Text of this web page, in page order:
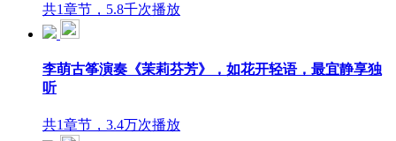
共1章节，5.8千次播放
李萌古筝演奏《茉莉芬芳》，如花开轻语，最宜静享独
听
共1章节，3.4万次播放